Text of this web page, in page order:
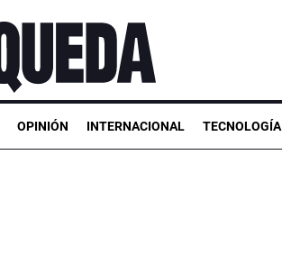
OPINIÓN INTERNACIONAL TECNOLOGÍA